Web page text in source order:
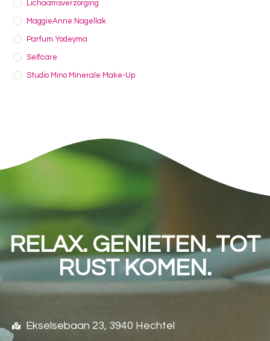
Lichaamsverzorging
MaggieAnne Nagellak
Parfum Yodeyma
Selfcare
Studio Mino Minerale Make-Up
RELAX. GENIETEN. TOT
RUST KOMEN.
Ekselsebaan 23, 3940 Hechtel